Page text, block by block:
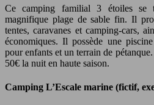
Ce camping familial 3 étoiles se
magnifique plage de sable fin. Il
tentes, caravanes et camping-cars,
économiques. Il possède une
pour enfants et un terrain de
50€ la nuit en haute saison.
Camping L’Escale marine (fictif,